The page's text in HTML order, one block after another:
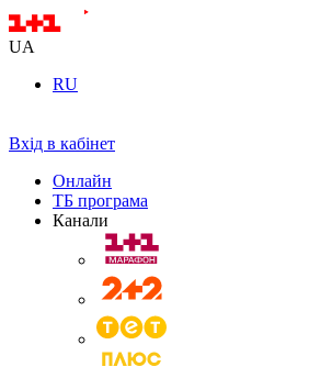
UA
RU
Вхід в кабінет
Онлайн
ТБ програма
Канали